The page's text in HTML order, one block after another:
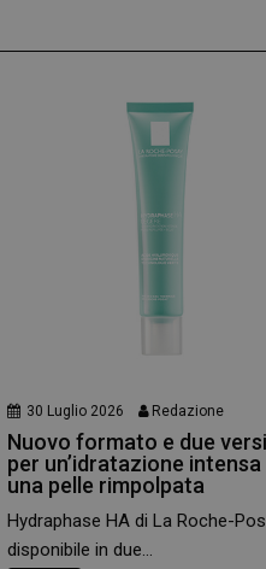
30 Luglio 2026 Redazione
Nuovo formato e due
per un’idratazione intensa
una pelle rimpolpata
Hydraphase HA di La Roche-
disponibile in due...
settimane
Script.com per ricordare